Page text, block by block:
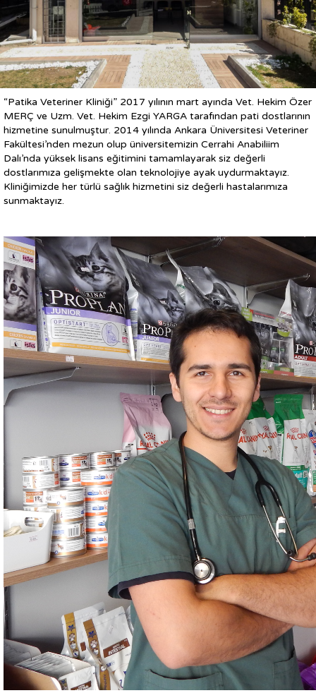
“Patika Veteriner Kliniği” 2017 yılının mart ayında Vet. Hekim Özer
MERÇ ve Uzm. Vet. Hekim Ezgi YARGA tarafından pati dostlarının
hizmetine sunulmuştur. 2014 yılında Ankara Üniversitesi Veteriner
Fakültesi’nden mezun olup üniversitemizin Cerrahi Anabiliim
Dalı’nda yüksek lisans eğitimini tamamlayarak siz değerli
dostlarımıza gelişmekte olan teknolojiye ayak uydurmaktayız.
Kliniğimizde her türlü sağlık hizmetini siz değerli hastalarımıza
sunmaktayız.